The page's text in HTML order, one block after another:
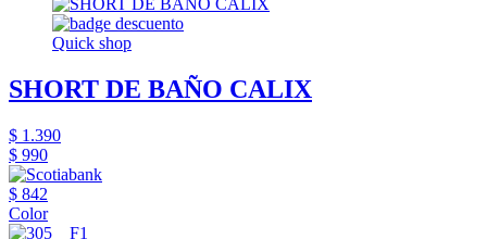
Quick shop
SHORT DE BAÑO CALIX
$ 1.390
$ 990
$ 842
Color